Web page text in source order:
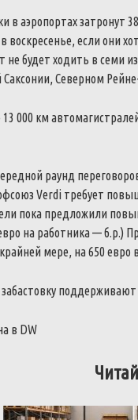
в аэропортах затронут
воскресенье, если они
не будет ходить в семи
Саксонии, Северном
000 км
раунд
Verdi требует
пока предложили
на работника — б.р.)
мере, на 650 евро
в DW